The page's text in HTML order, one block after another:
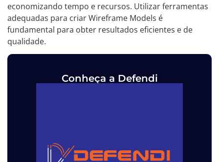
economizando tempo e recursos. Utilizar ferramentas
adequadas para criar Wireframe Models é
fundamental para obter resultados eficientes e de
qualidade.
Conheça a Defendi